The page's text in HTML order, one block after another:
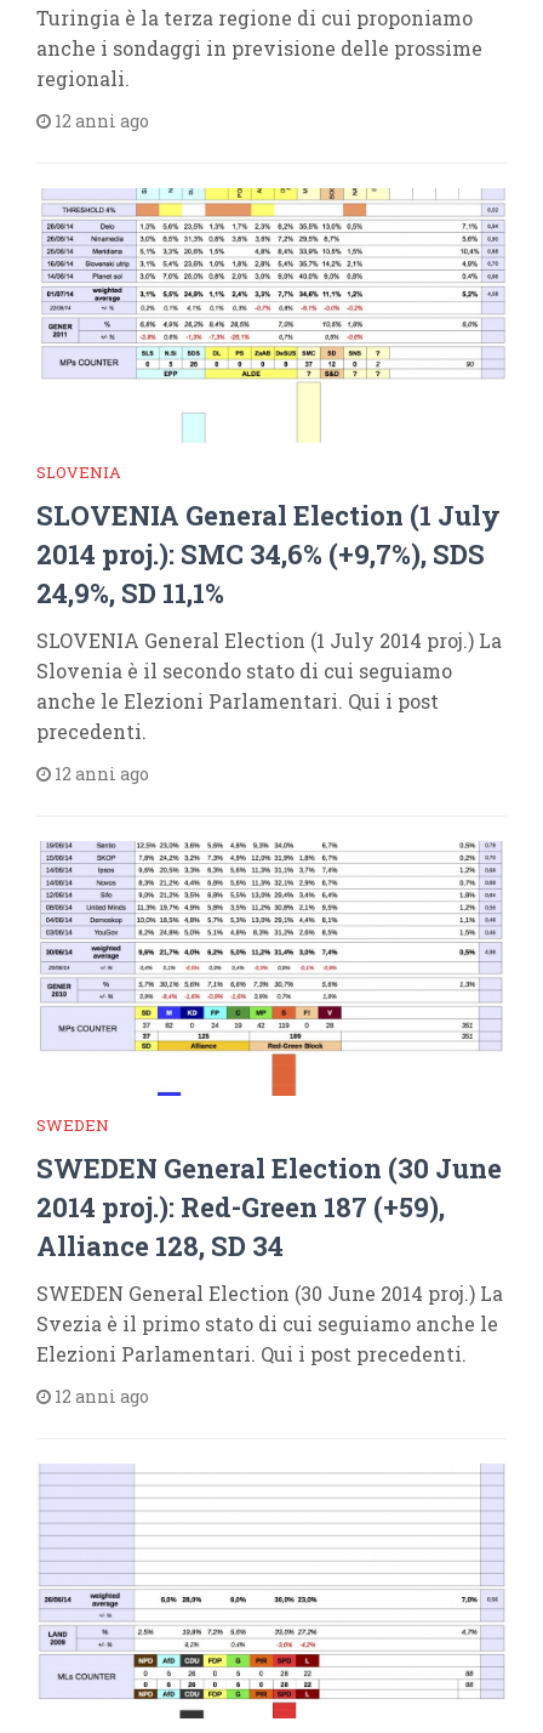
Turingia è la terza regione di cui proponiamo
anche i sondaggi in previsione delle prossime
regionali.
12 anni ago
SLOVENIA
SLOVENIA General Election (1 July
2014 proj.): SMC 34,6% (+9,7%), SDS
24,9%, SD 11,1%
SLOVENIA General Election (1 July 2014 proj.) La
Slovenia è il secondo stato di cui seguiamo
anche le Elezioni Parlamentari. Qui i post
precedenti.
12 anni ago
SWEDEN
SWEDEN General Election (30 June
2014 proj.): Red-Green 187 (+59),
Alliance 128, SD 34
SWEDEN General Election (30 June 2014 proj.) La
Svezia è il primo stato di cui seguiamo anche le
Elezioni Parlamentari. Qui i post precedenti.
12 anni ago